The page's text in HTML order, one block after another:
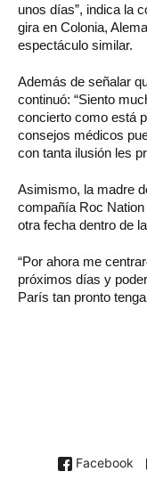
unos días”, indica la
gira en Colonia,
espectáculo similar.
Además de señalar
continuó: “Siento
concierto como está
consejos médicos
con tanta ilusión les
Asimismo, la madre
compañía Roc
otra fecha dentro de
“Por ahora me
próximos días y
París tan pronto
Facebook